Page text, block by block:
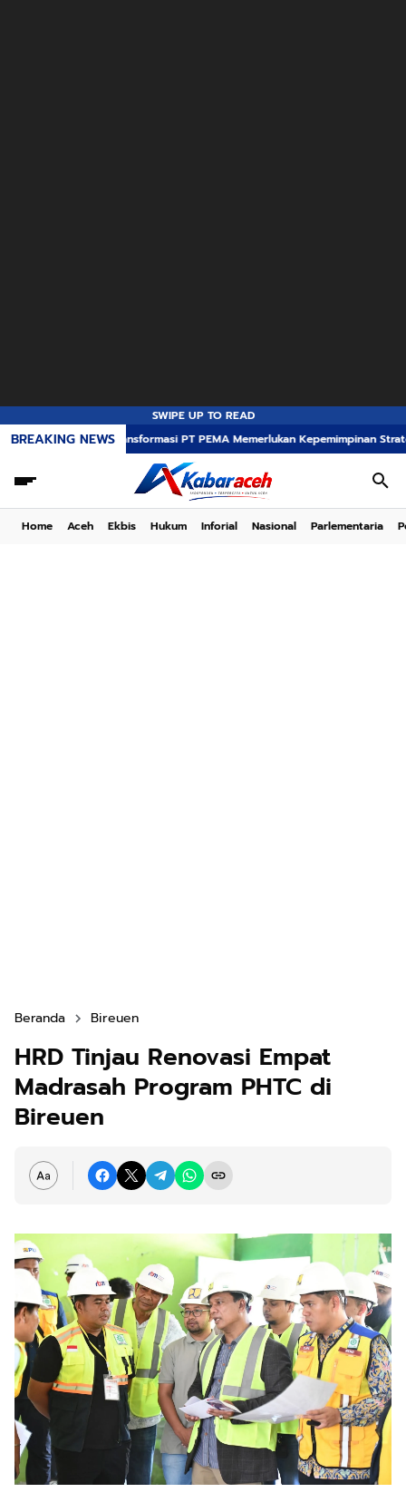
SWIPE UP TO READ
BREAKING NEWS
Transformasi PT PEMA Memerlukan Kepemimpinan Strategis, Dr.
Home Aceh Ekbis Hukum Inforial Nasional Parlementaria
Beranda Bireuen
HRD Tinjau Renovasi Empat
Madrasah Program PHTC di
Bireuen